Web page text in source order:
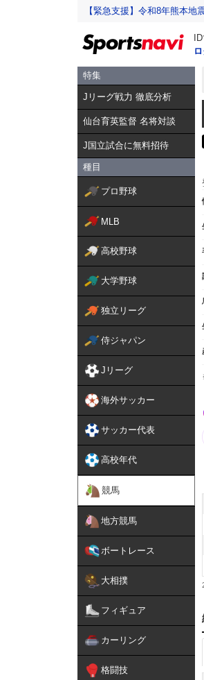
【緊急支援】令和8年熊本
特集
Jリーグ戦力 徹底分析
仙台育英監督 名将対談
J国立試合に無料招待
種目
プロ野球
MLB
高校野球
大学野球
独立リーグ
侍ジャパン
Jリーグ
海外サッカー
サッカー代表
高校年代
競馬
地方競馬
ボートレース
大相撲
フィギュア
カーリング
格闘技